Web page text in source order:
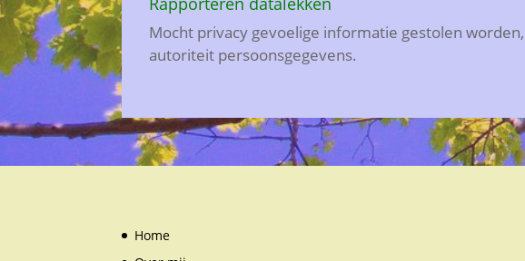
Mocht privacy gevoelige informatie gestolen
autoriteit persoonsgegevens.
Home